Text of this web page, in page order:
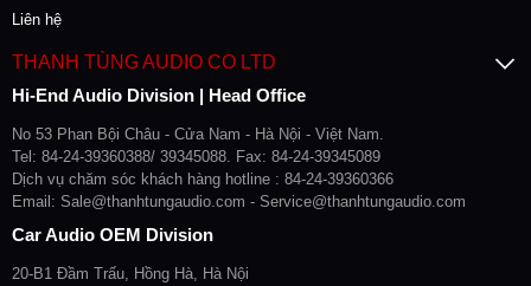
Liên hệ
THANH TÙNG AUDIO CO LTD
Hi-End Audio Division | Head Office
No 53 Phan Bội Châu - Cửa Nam - Hà Nội - Việt Nam.
Tel: 84-24-39360388/ 39345088. Fax: 84-24-39345089
Dịch vụ chăm sóc khách hàng hotline : 84-24-39360366
Email: Sale@thanhtungaudio.com - Service@thanhtungaudio.com
Car Audio OEM Division
20-B1 Đầm Trấu, Hồng Hà, Hà Nội